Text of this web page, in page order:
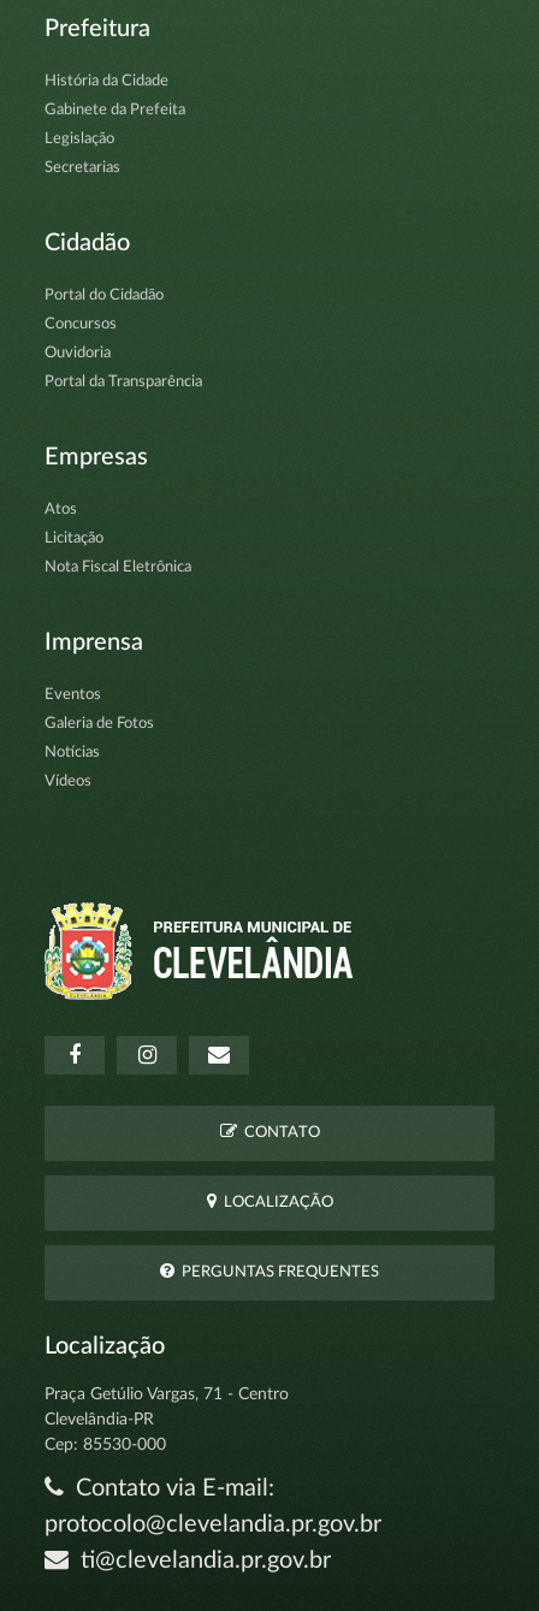
Prefeitura
História da Cidade
Gabinete da Prefeita
Legislação
Secretarias
Cidadão
Portal do Cidadão
Concursos
Ouvidoria
Portal da Transparência
Empresas
Atos
Licitação
Nota Fiscal Eletrônica
Imprensa
Eventos
Galeria de Fotos
Notícias
Vídeos
CONTATO
LOCALIZAÇÃO
PERGUNTAS FREQUENTES
Localização
Praça Getúlio Vargas, 71 - Centro
Clevelândia-PR
Cep: 85530-000
Contato via E-mail:
protocolo@clevelandia.pr.gov.br
ti@clevelandia.pr.gov.br